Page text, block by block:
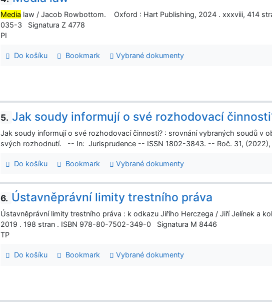
Media law / Jacob Rowbottom. Oxford : Hart Publishing, 2024 . xxxviii, 414
035-3 Signatura Z 4778
PI
Do košíku Bookmark Vybrané dokumenty
5. Jak soudy informují o své rozhodovací
Jak soudy informují o své rozhodovací činnosti? : srovnání vybraných soudů v
svých rozhodnutí. -- In: Jurisprudence -- ISSN 1802-3843. -- Roč. 31, (2022),
Do košíku Bookmark Vybrané dokumenty
6. Ústavněprávní limity trestního práva
Ústavněprávní limity trestního práva : k odkazu Jiřího Herczega / Jiří Jelínek a
2019 . 198 stran . ISBN 978-80-7502-349-0 Signatura M 8446
TP
Do košíku Bookmark Vybrané dokumenty